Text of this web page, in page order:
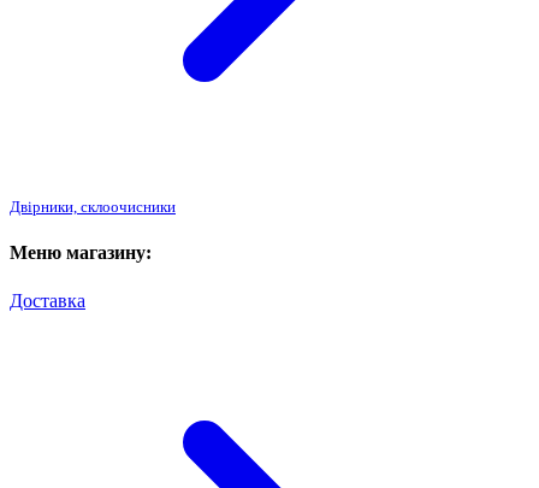
Двірники, склоочисники
Меню магазину:
Доставка